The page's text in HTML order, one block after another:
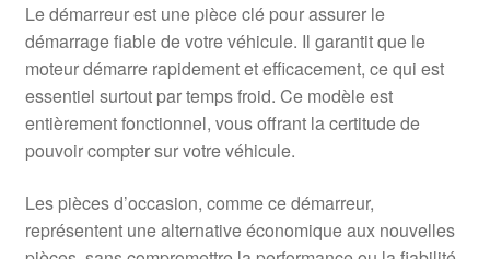
Le démarreur est une pièce clé pour assurer le
démarrage fiable de votre véhicule. Il garantit que le
moteur démarre rapidement et efficacement, ce qui est
essentiel surtout par temps froid. Ce modèle est
entièrement fonctionnel, vous offrant la certitude de
pouvoir compter sur votre véhicule.
Les pièces d’occasion, comme ce démarreur,
représentent une alternative économique aux nouvelles